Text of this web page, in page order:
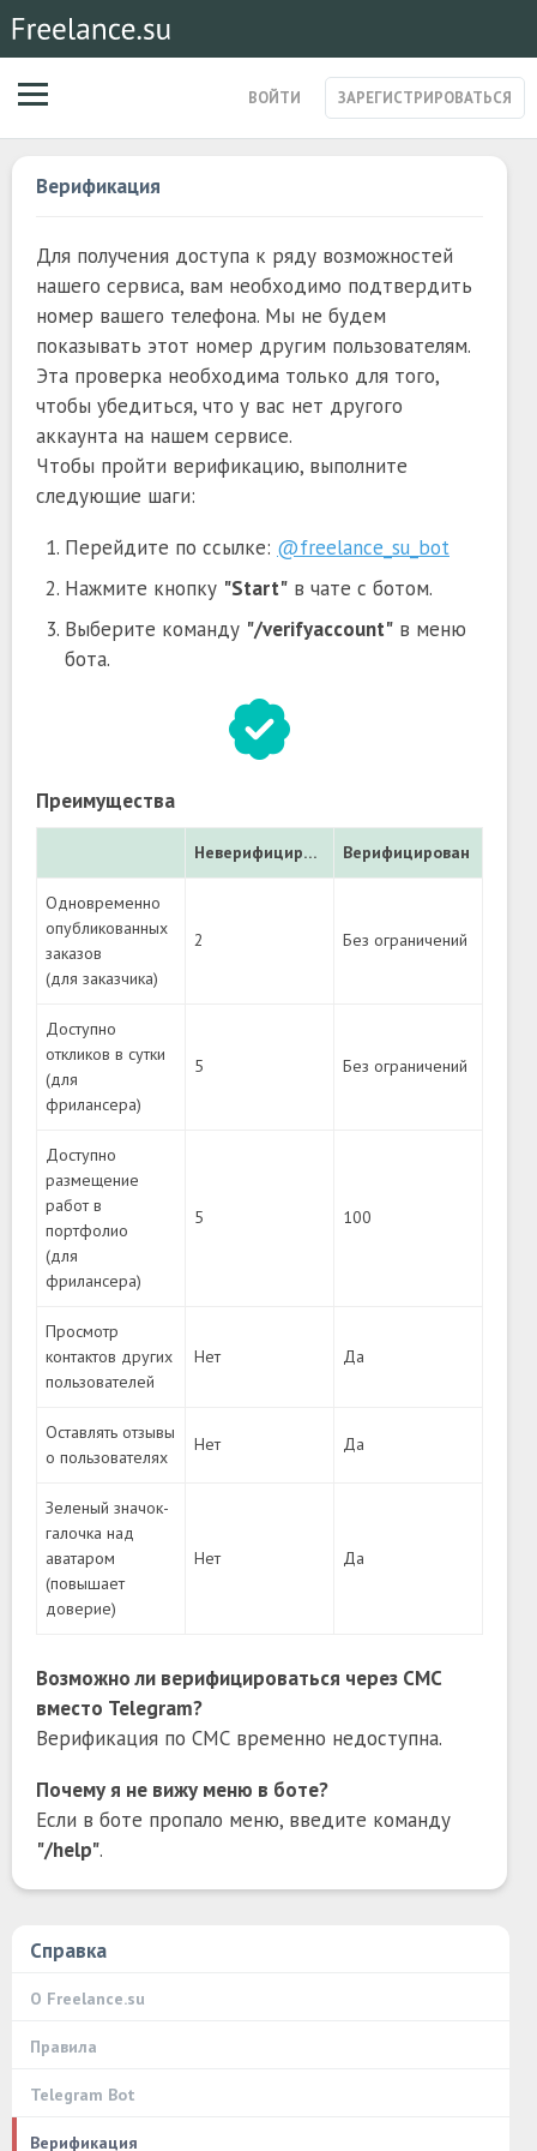
ВОЙТИ ЗАРЕГИСТРИРОВАТЬСЯ
ЗАКАЗЫ
МАГАЗИН УСЛУГ
СТАРТАПЫ
ПОСТЫ
Верификация
Для получения доступа к ряду возможностей
нашего сервиса, вам необходимо подтвердить
номер вашего телефона. Мы не будем
показывать этот номер другим пользователям.
Эта проверка необходима только для того,
чтобы убедиться, что у вас нет другого
аккаунта на нашем сервисе.
Чтобы пройти верификацию, выполните
следующие шаги:
Перейдите по ссылке: @freelance_su_bot
Нажмите кнопку "Start" в чате с ботом.
Выберите команду "/verifyaccount" в меню
бота.
Преимущества
Неверифицирован Верифицирован
Одновременно
опубликованных
заказов
(для заказчика)
2 Без ограничений
Доступно
откликов в сутки
(для
фрилансера)
5 Без ограничений
Доступно
размещение
работ в
портфолио
(для
фрилансера)
5 100
Просмотр
контактов других
пользователей
Нет Да
Оставлять отзывы
о пользователях
Нет Да
Зеленый значок-
галочка над
аватаром
(повышает
доверие)
Нет Да
Возможно ли верифицироваться через СМС
вместо Telegram?
Верификация по СМС временно недоступна.
Почему я не вижу меню в боте?
Если в боте пропало меню, введите команду
"/help".
Справка
О Freelance.su
Правила
Telegram Bot
Верификация